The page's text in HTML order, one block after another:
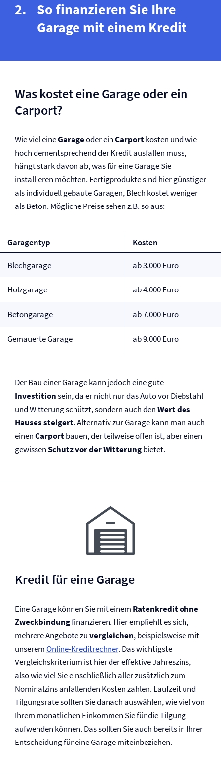
So finanzieren Sie Ihre
Garage mit einem Kredit
Was kostet eine Garage oder ein
Carport?
Wie viel eineGarageoder einCarportkosten und wie
hoch dementsprechend der Kredit ausfallen muss,
hängt stark davon ab, was für eine Garage Sie
installieren möchten. Fertigprodukte sind hier günstiger
als individuell gebaute Garagen, Blech kostet weniger
als Beton. Mögliche Preise sehen z.B. so aus:
Garagentyp Kosten
Blechgarage ab 3.000 Euro
Holzgarage ab 4.000 Euro
Betongarage ab 7.000 Euro
Gemauerte Garage ab 9.000 Euro
Der Bau einer Garage kann jedoch eine gute
Investitionsein, da er nicht nur das Auto vor Diebstahl
und Witterung schützt, sondern auch denWert des
Hauses steigert. Alternativ zur Garage kann man auch
einenCarportbauen, der teilweise offen ist, aber einen
gewissenSchutz vor der Witterungbietet.
Kredit für eine Garage
Eine Garage können Sie mit einem Ratenkredit ohne
Zweckbindungfinanzieren. Hier empfiehlt es sich,
mehrere Angebote zuvergleichen, beispielsweise mit
unserem Online-Kreditrechner. Das wichtigste
Vergleichskriterium ist hier der effektive Jahreszins,
also wie viel Sie einschließlich aller zusätzlich zum
Nominalzins anfallenden Kosten zahlen. Laufzeit und
Tilgungsrate sollten Sie danach auswählen, wie viel von
Ihrem monatlichen Einkommen Sie für die Tilgung
aufwenden können. Das sollten Sie auch bereits in Ihrer
Entscheidung für eine Garage miteinbeziehen.